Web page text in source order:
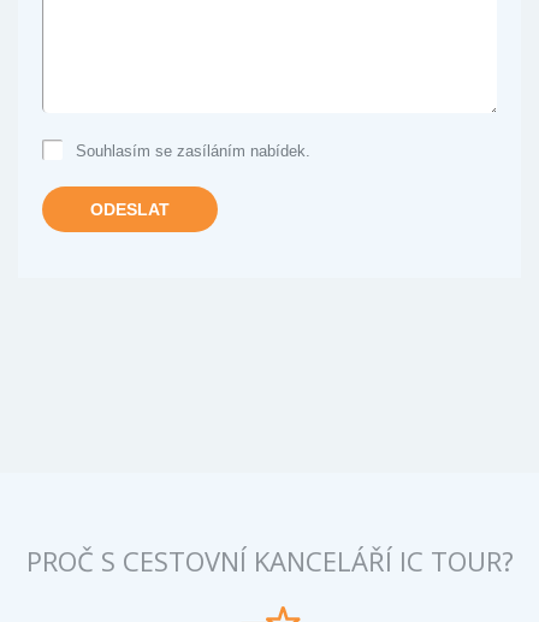
Souhlasím se zasíláním nabídek.
ODESLAT
PROČ S CESTOVNÍ KANCELÁŘÍ IC TOUR?